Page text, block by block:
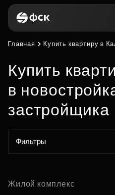
Главная Купить квартиру в
Купить
в
застройщика
Фильтры
Жилой комплекс